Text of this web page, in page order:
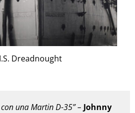
Dreadnought
una Martin D-35” – Johnny